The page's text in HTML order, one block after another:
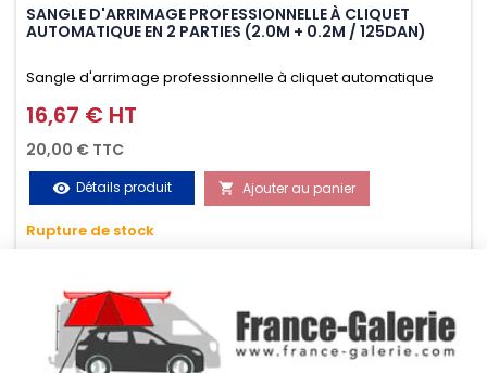
SANGLE D'ARRIMAGE PROFESSIONNELLE À CLIQUET
AUTOMATIQUE EN 2 PARTIES (2.0M + 0.2M / 125DAN)
Sangle d'arrimage professionnelle à cliquet automatique
avec crochet S en 2 parties (2.0M + 0.2M / 125daN), simple et
rapide d'utilisation. Permet d'arrimer et de sécuriser
vos chargements pendant le transport. Matière polyester
très résistante aux UV et aux variations de températures,
n'absorbe pas l'eau.
Prix
16,67 € HT
20,00 € TTC
visibility Détails produit  Ajouter au panier
Rupture de stock
GUIDES ACHATS 